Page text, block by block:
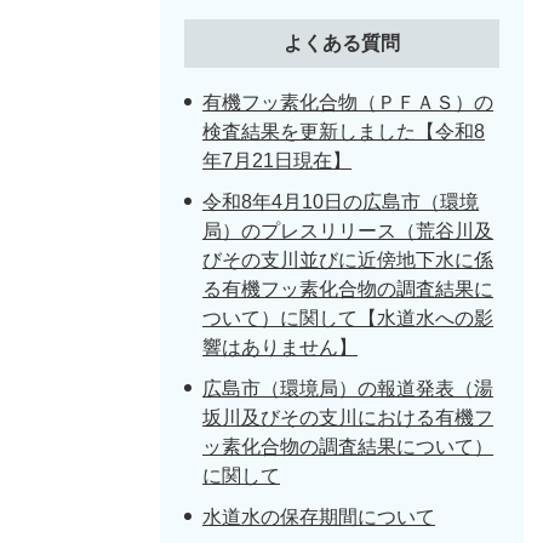
よくある質問
有機フッ素化合物（ＰＦＡＳ）の
検査結果を更新しました【令和8
年7月21日現在】
令和8年4月10日の広島市（環境
局）のプレスリリース（荒谷川及
びその支川並びに近傍地下水に係
る有機フッ素化合物の調査結果に
ついて）に関して【水道水への影
響はありません】
広島市（環境局）の報道発表（湯
坂川及びその支川における有機フ
ッ素化合物の調査結果について）
に関して
水道水の保存期間について